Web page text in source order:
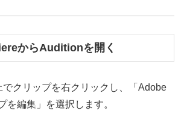
からAuditionを開く
クリップを右クリックし、「Adobe
を編集」を選択します。